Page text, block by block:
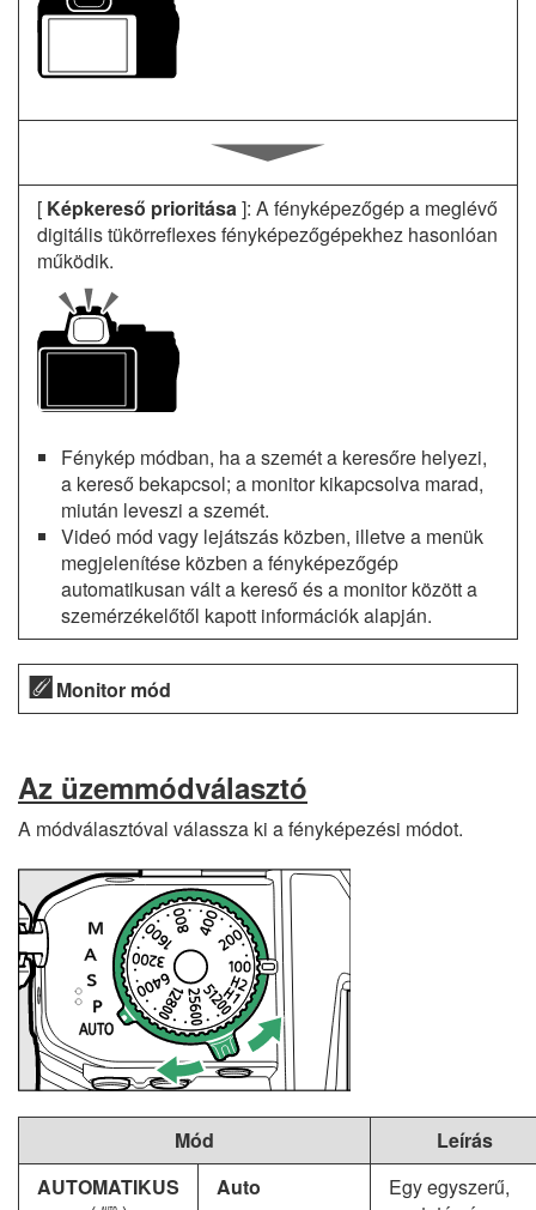
[ Képkereső prioritása]: A fényképezőgép a meglévő
digitális tükörreflexes fényképezőgépekhez hasonlóan
működik.
Fénykép módban, ha a szemét a keresőre helyezi,
a kereső bekapcsol; a monitor kikapcsolva marad,
miután leveszi a szemét.
Videó mód vagy lejátszás közben, illetve a menük
megjelenítése közben a fényképezőgép
automatikusan vált a kereső és a monitor között a
szemérzékelőtől kapott információk alapján.
Monitor mód
Az üzemmódválasztó
A módválasztóval válassza ki a fényképezési módot.
Mód
Leírás
AUTOMATIKUS
Auto
Egy egyszerű,